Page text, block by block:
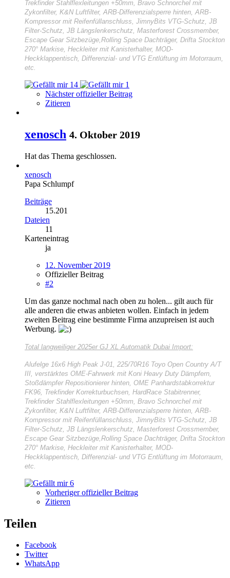
Trekfinder Stahlflexleitungen +50mm, Bravo Schnorchel mit
Zykonfilter, K&N Luftfilter, ARB-Differenzialsperre hinten, ARB-
Kompressor mit Reifenfüllanschluss, JimnyBits VTG-Schutz, JB
Filter-Schutz, JB Längslenkerschutz, Masterforest Crossmember,
Escape Gear Sitzbezüge,Rolling Space Dachträger, Drifta Stockton
270° Markise, Heckleiter mit Kanisterhalter, MOD-
Heckklappentisch, Differenzial- und VTG Entlüftung im Motorraum,
etc.
14
1
Nächster offizieller Beitrag
Zitieren
xenosch 4. Oktober 2019
Hat das Thema geschlossen.
xenosch
Papa Schlumpf
Beiträge
15.201
Dateien
11
Karteneintrag
ja
12. November 2019
Offizieller Beitrag
#2
Um das ganze nochmal nach oben zu holen... gilt auch für
alle anderen die etwas anbieten wollen. Einfach in jedem
zweiten Beitrag eine bestimmte Firma anzupreisen ist auch
Werbung.
Total langweiliger 2025er GJ XL Automatik Dubai Import:
Alufelge 16x6 High Peak J-01, 225/70R16 Toyo Open Country A/T
III, verstärktes OME-Fahrwerk mit Koni Heavy Duty Dämpfern,
Stoßdämpfer Repositionierer hinten, OME Panhardstabkorrektur
FK96, Trekfinder Korrekturbuchsen, HardRace Stabitrenner,
Trekfinder Stahlflexleitungen +50mm, Bravo Schnorchel mit
Zykonfilter, K&N Luftfilter, ARB-Differenzialsperre hinten, ARB-
Kompressor mit Reifenfüllanschluss, JimnyBits VTG-Schutz, JB
Filter-Schutz, JB Längslenkerschutz, Masterforest Crossmember,
Escape Gear Sitzbezüge,Rolling Space Dachträger, Drifta Stockton
270° Markise, Heckleiter mit Kanisterhalter, MOD-
Heckklappentisch, Differenzial- und VTG Entlüftung im Motorraum,
etc.
6
Vorheriger offizieller Beitrag
Zitieren
Teilen
Facebook
Twitter
WhatsApp